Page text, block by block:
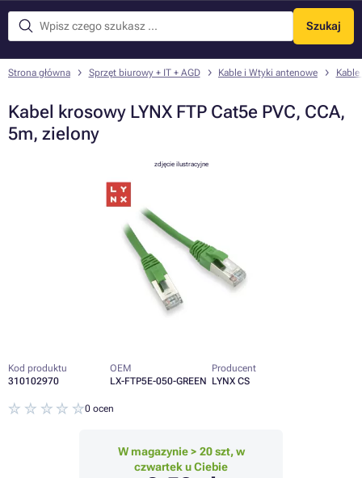
Szukaj
Menu
Strona główna Sprzęt biurowy + IT + AGD Kable i Wtyki antenowe
Kabel krosowy LYNX FTP Cat5e PVC, CCA,
5m, zielony
zdjęcie ilustracyjne
Kod produktu
310102970
OEM
LX-FTP5E-050-GREEN
Producent
LYNX CS
0 ocen
W magazynie > 20 szt, w
czwartek u Ciebie